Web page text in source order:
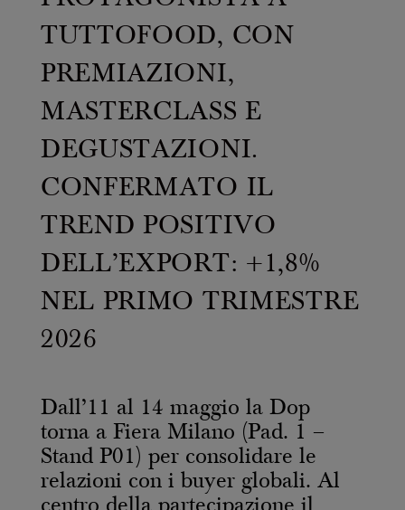
Casello d'Oro Awards
Progetto Prodotto di Montagna
Archivio storico
Campagne pubblicitarie
Video
Area Download
Più grande, insieme
ITALIANO
DEU
FRA
ESP
US
FAQ
AREA OPERATORI
TUTTOFOOD, CON
PREMIAZIONI,
MASTERCLASS E
DEGUSTAZIONI.
CONFERMATO IL
TREND POSITIVO
DELL’EXPORT: +1,8%
NEL PRIMO TRIMESTRE
2026
Dall’11 al 14 maggio la Dop
torna a Fiera Milano (Pad. 1 –
Stand P01) per consolidare le
relazioni con i buyer globali. Al